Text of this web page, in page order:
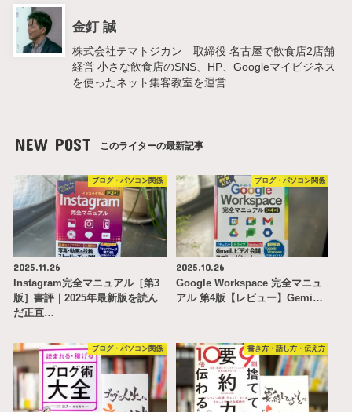
金釘 誠
株式会社テマトジカン 取締役 名古屋で飲食店2店舗
経営 小さな飲食店のSNS、HP、Googleマイビジネス
を使ったネット集客教室を運営
NEW POST このライターの最新記事
ブログ・パソコン関係
2025.11.26
Instagram完全マニュアル［第3
版］書評｜2025年最新版を読ん
だ正直…
ブログ・パソコン関係
2025.10.26
Google Workspace 完全マニュ
アル 第4版【レビュー】Gemi…
ブログ・パソコン関係 書き方・話し方・伝え方